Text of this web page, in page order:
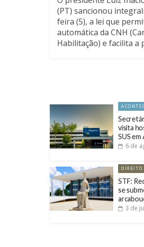
(PT) sancionou
feira (5), a lei que
automática da CNH
Habilitação) e facilita a
visita
SUS em
6 de
DIREITO
STF:
se
3 de